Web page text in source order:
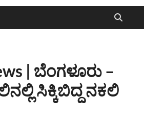
| ಬೆಂಗಳೂರು –
ಸಿಕ್ಕಿಬಿದ್ದ ನಕಲಿ